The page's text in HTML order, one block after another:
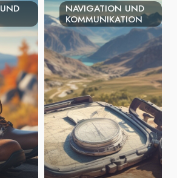
NAVIGATION UND
KOMMUNIKATION